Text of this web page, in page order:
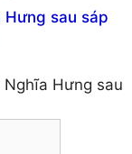
Nghĩa Hưng sau